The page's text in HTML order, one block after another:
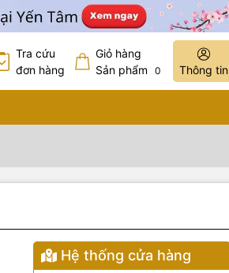
Tra cứu
đơn hàng
Giỏ hàng
Sản phẩm
0 Thông tin
Hệ thống cửa hàng